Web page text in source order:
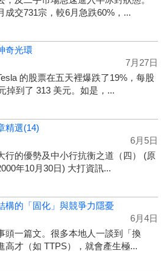
成交731宗，較6月急跌60%，...
奇光環
7月27日
的股票在五天裡爆跌了19%，每股
掉到了 313 美元。如是，...
精選(14)
6月5日
行的優勢及中小行抗衡之道（四） (原
年10月30日) 大打資訊...
構的「固化」與競爭力隱憂
6月4日
頭一篇文。很多本地人一談到「換
高才（如 TTPS），就會產生極...